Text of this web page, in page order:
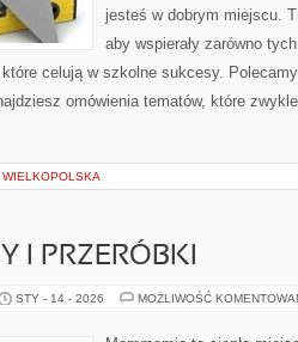
jesteś w dobrym miejscu.
aby wspierały zarówno
celują w szkolne sukcesy.
omówienia tematów, które
WIELKOPOLSKA
I PRZERÓBKI
STY - 14 - 2026 MOŻLIWOŚĆ